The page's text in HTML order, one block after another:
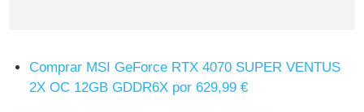
Comprar MSI GeForce RTX 4070 SUPER VENTUS
2X OC 12GB GDDR6X por 629,99 €